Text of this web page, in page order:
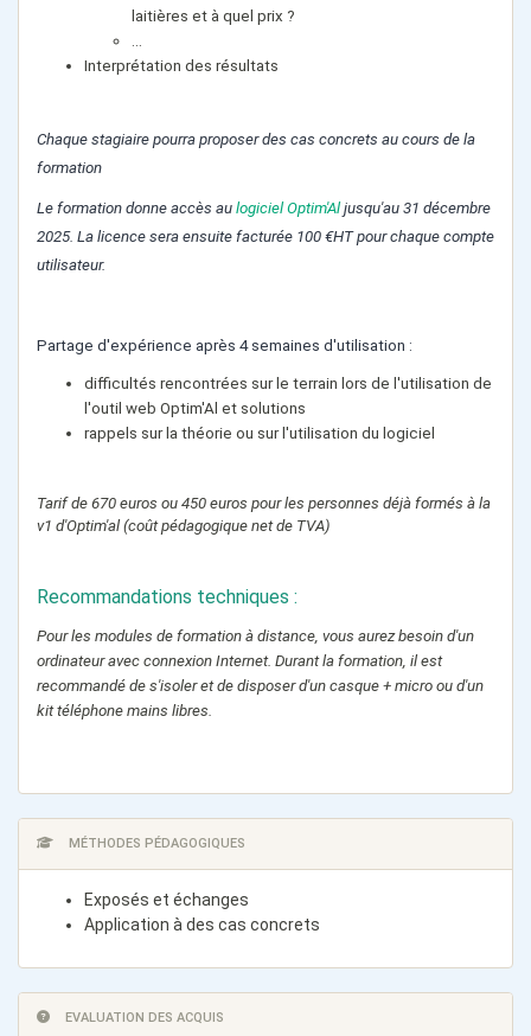
laitières et à quel prix ?
…
Interprétation des résultats
Chaque stagiaire pourra proposer des cas concrets au cours de la
formation
Le formation donne accès au logiciel Optim'Aljusqu'au 31 décembre
2025. La licence sera ensuite facturée 100 €HT pour chaque compte
utilisateur.
Partage d'expérience après 4 semaines d'utilisation :
difficultés rencontrées sur le terrain lors de l'utilisation de
l'outil web Optim'Al et solutions
rappels sur la théorie ou sur l'utilisation du logiciel
Tarif de 670 euros ou 450 euros pour les personnes déjà formés à la
v1 d'Optim'al (coût pédagogique net de TVA)
Recommandations techniques :
Pour les modules de formation à distance, vous aurez besoin d'un
ordinateur avec connexion Internet. Durant la formation, il est
recommandé de s'isoler et de disposer d'un casque + micro ou d'un
kit téléphone mains libres.
MÉTHODES PÉDAGOGIQUES
Exposés et échanges
Application à des cas concrets
EVALUATION DES ACQUIS